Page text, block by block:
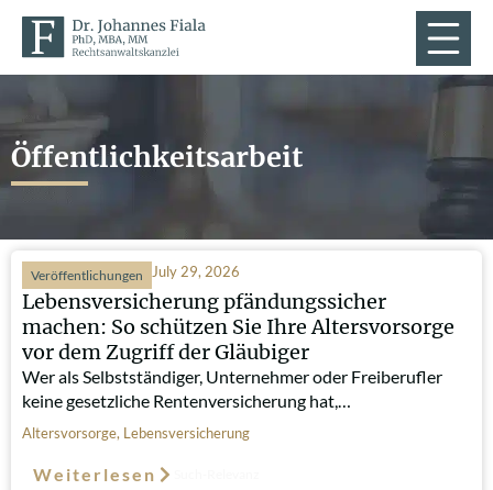
Öffentlichkeitsarbeit
Veröffentlichungen July 29, 2026
Lebensversicherung pfändungssicher
machen: So schützen Sie Ihre Altersvorsorge
vor dem Zugriff der Gläubiger
Wer als Selbstständiger, Unternehmer oder Freiberufler
keine gesetzliche Rentenversicherung hat,…
Altersvorsorge, Lebensversicherung
Weiterlesen